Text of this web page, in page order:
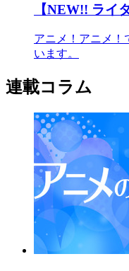
【NEW!! ライ
アニメ！アニメ！
います。
連載コラム